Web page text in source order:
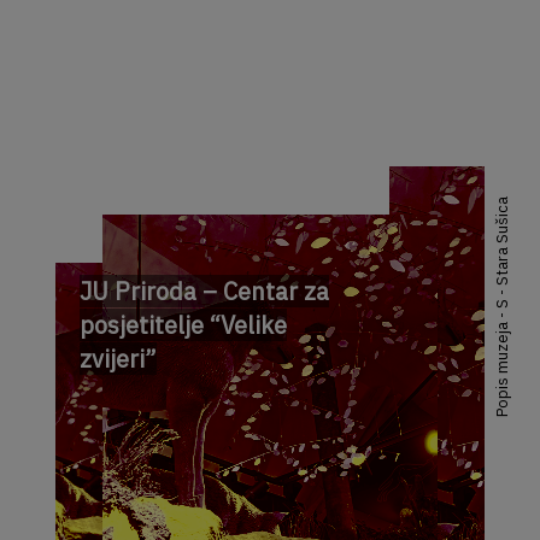
JU Priroda – Centar za
posjetitelje “Velike
zvijeri”
Popis muzeja - S - Stara Sušica